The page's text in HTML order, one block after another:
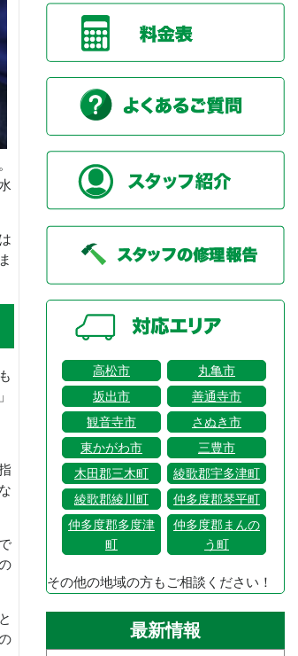
高松市
丸亀市
坂出市
善通寺市
観音寺市
さぬき市
東かがわ市
三豊市
木田郡三木町
綾歌郡宇多津町
綾歌郡綾川町
仲多度郡琴平町
仲多度郡多度津
町
仲多度郡まんの
う町
その他の地域の方もご相談ください！
最新情報